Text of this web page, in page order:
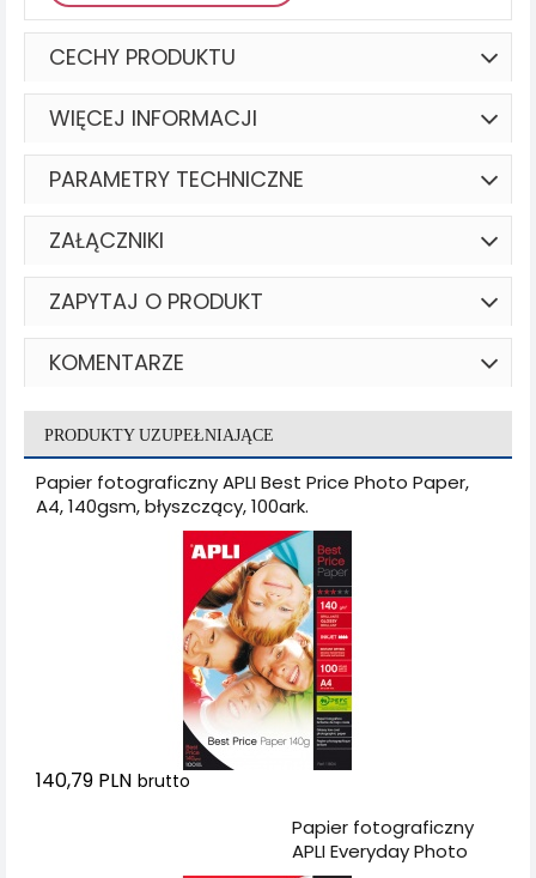
CECHY PRODUKTU
WIĘCEJ INFORMACJI
PARAMETRY TECHNICZNE
ZAŁĄCZNIKI
ZAPYTAJ O PRODUKT
KOMENTARZE
PRODUKTY UZUPEŁNIAJĄCE
Papier fotograficzny APLI Best Price Photo Paper,
A4, 140gsm, błyszczący, 100ark.
140,79 PLN brutto
Papier fotograficzny
APLI Everyday Photo